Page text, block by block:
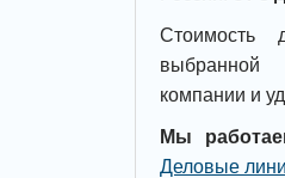
Стоимость
выбранной
компании и
Мы
Деловые